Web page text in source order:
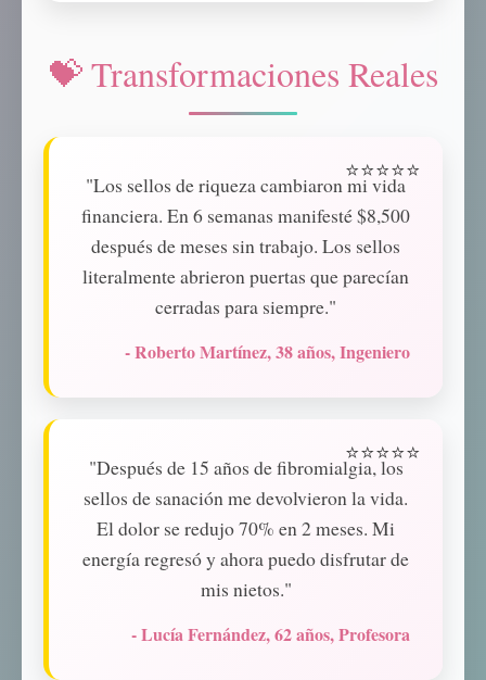
💝 Transformaciones Reales
"Los sellos de riqueza cambiaron mi vida
financiera. En 6 semanas manifesté $8,500
después de meses sin trabajo. Los sellos
literalmente abrieron puertas que parecían
cerradas para siempre."
- Roberto Martínez, 38 años, Ingeniero
"Después de 15 años de fibromialgia, los
sellos de sanación me devolvieron la vida.
El dolor se redujo 70% en 2 meses. Mi
energía regresó y ahora puedo disfrutar de
mis nietos."
- Lucía Fernández, 62 años, Profesora